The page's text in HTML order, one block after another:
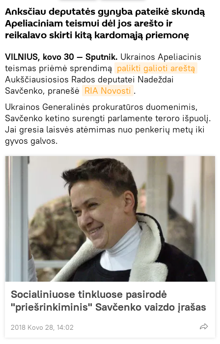
Anksčiau deputatės gynyba pateikė skundą
Apeliaciniam teismui dėl jos arešto ir
reikalavo skirti kitą kardomąją priemonę
VILNIUS, kovo 30 — Sputnik. Ukrainos Apeliacinis
teismas priėmė sprendimą palikti galioti areštą
Aukščiausiosios Rados deputatei Nadeždai
Savčenko, pranešė RIA Novosti .
Ukrainos Generalinės prokuratūros duomenimis,
Savčenko ketino surengti parlamente teroro išpuolį.
Jai gresia laisvės atėmimas nuo penkerių metų iki
gyvos galvos.
Socialiniuose tinkluose pasirodė
"priešrinkiminis" Savčenko vaizdo įrašas
2018 Kovo 28, 14:02